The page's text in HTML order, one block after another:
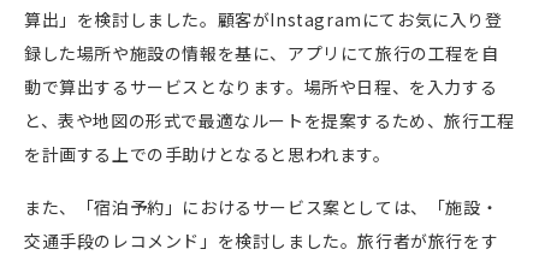
算出」を検討しました。顧客がInstagram にてお気に入り登
録した場所や施設の情報を基に、アプリにて旅行の工程を自
動で算出するサービスとなります。場所や日程、を入力する
と、表や地図の形式で最適なルートを提案するため、旅行工程
を計画する上での手助けとなると思われます。
また、「宿泊予約」におけるサービス案としては、「施設・
交通手段のレコメンド」を検討しました。旅行者が旅行をす